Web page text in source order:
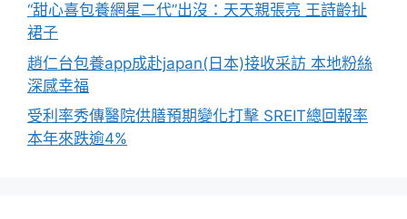
“甜心喜包養網星二代”出沒：天天親張亮 王詩齡扯
裙子
趙仁台包養app成赴japan(日本)接收采訪 本地粉絲
深感幸福
受利率秀傳醫院供膳預期變化打擊 SREIT總回報率
本年來跌逾4%